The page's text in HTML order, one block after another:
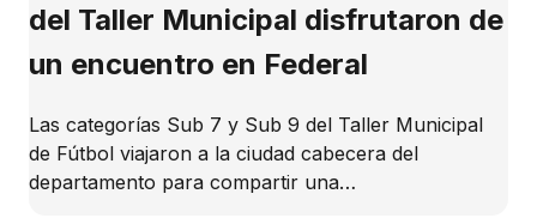
del Taller Municipal disfrutaron de
un encuentro en Federal
Las categorías Sub 7 y Sub 9 del Taller Municipal
de Fútbol viajaron a la ciudad cabecera del
departamento para compartir una…